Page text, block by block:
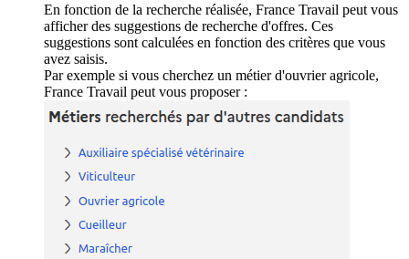
En fonction de la recherche réalisée, France Travail peut vous
afficher des suggestions de recherche d'offres. Ces
suggestions sont calculées en fonction des critères que vous
avez saisis.
Par exemple si vous cherchez un métier d'ouvrier agricole,
France Travail peut vous proposer :